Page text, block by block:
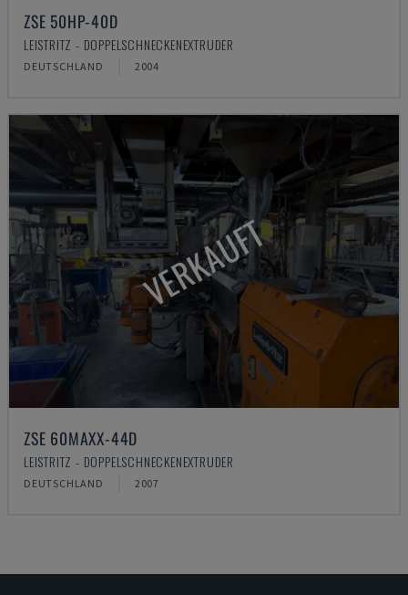
ZSE 50HP-40D
LEISTRITZ - DOPPELSCHNECKENEXTRUDER
DEUTSCHLAND 2004
VERKAUFT
ZSE 60MAXX-44D
LEISTRITZ - DOPPELSCHNECKENEXTRUDER
DEUTSCHLAND 2007